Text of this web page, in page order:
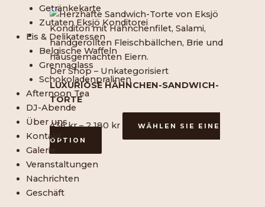
Getränkekarte
Zutaten Eksjö Konditorei
Eis & Delikatessen
Belgische Waffeln
Grennaglass
Schokoladenpralinen
Afternoon Tea
DJ-Abende
Über uns
Kontakt
Galerie
Veranstaltungen
Nachrichten
Geschäft
Der Shop – Unkategorisiert
LUXURIÖSE HÄHNCHEN-SANDWICH-
TORTE
436kr – 2 180 kr
Preisspanne:
436
SEK
bis
2
180
WÄHLEN SIE EINE
OPTION
Dieses
Produkt
ist
in
mehreren
Varianten
verschiedenen
Optionen
können